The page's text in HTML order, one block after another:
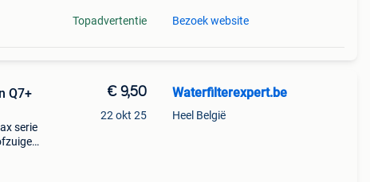
Topadvertentie Bezoek website
Q7+
serie
€ 9,50
22 okt 25
Waterfilterexpert.be
Heel België